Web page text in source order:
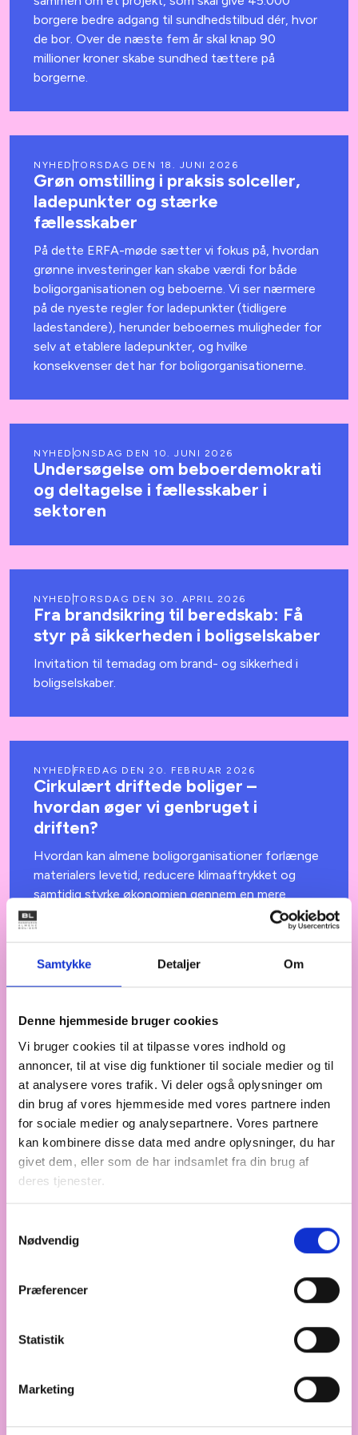
Samtykke Detaljer Om
Denne hjemmeside bruger cookies
Vi bruger cookies til at tilpasse vores indhold og
annoncer, til at vise dig funktioner til sociale medier og til
at analysere vores trafik. Vi deler også oplysninger om
din brug af vores hjemmeside med vores partnere inden
for sociale medier og analysepartnere. Vores partnere
kan kombinere disse data med andre oplysninger, du har
givet dem, eller som de har indsamlet fra din brug af
deres tjenester.
Nødvendig
Præferencer
Statistik
Marketing
borgere bedre adgang til sundhedstilbud dér, hvor
de bor. Over de næste fem år skal knap 90
millioner kroner skabe sundhed tættere på
borgerne.
NYHED TORSDAG DEN 18. JUNI 2026
Grøn omstilling i praksis solceller,
ladepunkter og stærke
fællesskaber
På dette ERFA-møde sætter vi fokus på, hvordan
grønne investeringer kan skabe værdi for både
boligorganisationen og beboerne. Vi ser nærmere
på de nyeste regler for ladepunkter (tidligere
ladestandere), herunder beboernes muligheder for
selv at etablere ladepunkter, og hvilke
konsekvenser det har for boligorganisationerne.
NYHED ONSDAG DEN 10. JUNI 2026
Undersøgelse om beboerdemokrati
og deltagelse i fællesskaber i
sektoren
NYHED TORSDAG DEN 30. APRIL 2026
Fra brandsikring til beredskab: Få
styr på sikkerheden i boligselskaber
Invitation til temadag om brand- og sikkerhed i
boligselskaber.
NYHED FREDAG DEN 20. FEBRUAR 2026
Cirkulært driftede boliger –
hvordan øger vi genbruget i
driften?
Hvordan kan almene boligorganisationer forlænge
materialers levetid, reducere klimaaftrykket og
samtidig styrke økonomien gennem en mere
cirkulær og strategisk tilgang til drift og
vedligehold?
NYHEDONSDAG DEN 21. JANUAR 2026
Samarbejdet med civilsamfundet
skal skrives ind i
folkesundhedsloven
"Vi er klar til at tage et større ansvar". Sådan
indleder DGI, Kræftens Bekæmpelse, BL –
Danmarks Almene Boliger og Røde Kors tre fælles
anbefalinger til den kommende folkesundhedslov,
som blev overrakt til indenrigs- og
eftermiddag.
Bliv en del af DriftsNet-netværket
almen boligorganisation, så har du nu mulighed for
Vestdanmark.